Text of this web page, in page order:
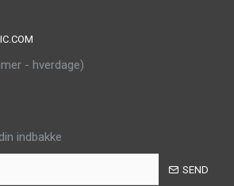
- hverdage)
indbakke
SEND